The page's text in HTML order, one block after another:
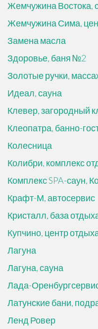
Жемчужина Востока,
Жемчужина Сима,
Замена масла
Здоровье, баня №2
Золотые ручки,
Идеал, сауна
Клевер, загородный
Клеопатра, банно-
Колесница
Колибри, комплекс
Комплекс SPA-саун,
Крафт-М, автосервис
Кристалл, база
Купчино, центр
Лагуна
Лагуна, сауна
Лада-
Латунские бани,
Ленд Ровер